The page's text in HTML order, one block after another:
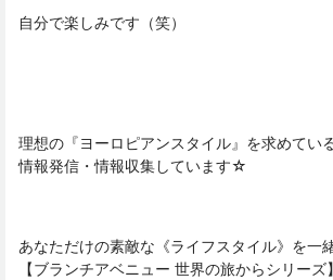
自分で楽しみです（笑）
理想の『ヨーロピアンスタイル』を求めてい
情報発信・情報収集しています☆
あなただけの素敵な《ライフスタイル》を一
【ブランチアベニュー 世界の旅からシリー